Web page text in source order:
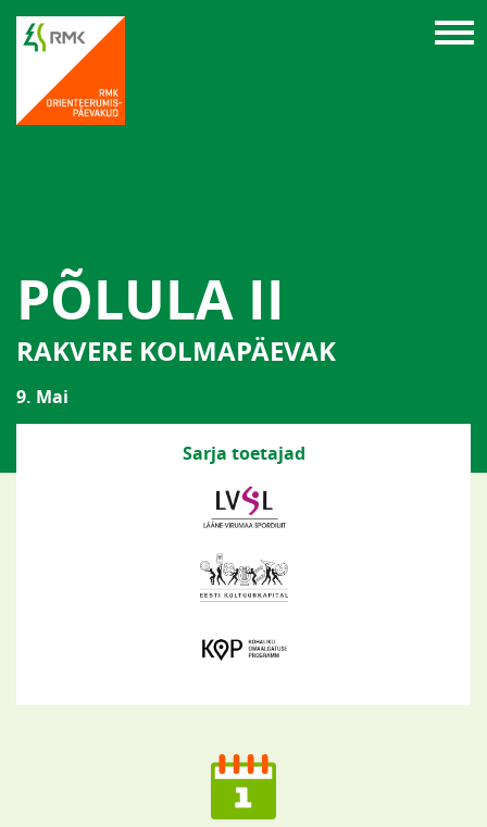
PÕLULA II
RAKVERE KOLMAPÄEVAK
9. Mai
Sarja toetajad